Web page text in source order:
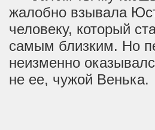
жалобно взывала
человеку, который
самым близким. Но
неизменно
не ее, чужой Венька.